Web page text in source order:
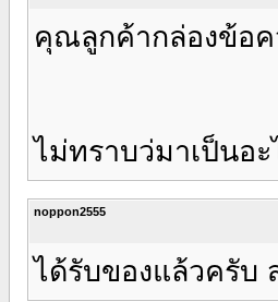
คุณลูกค้ากล่องข้อ
ไม่ทราบว่มาเป็นอ
noppon2555
ได้รับของแล้วครับ